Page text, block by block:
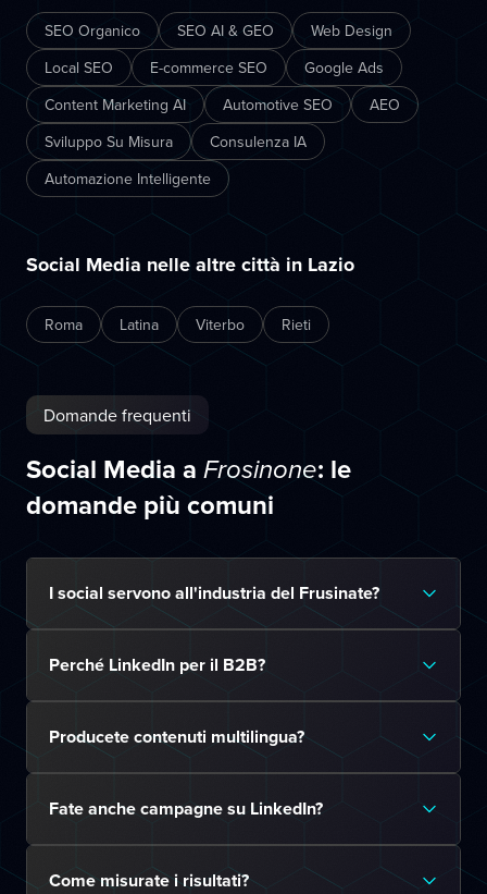
SEO Organico SEO AI & GEO
Web Design
Local SEO
E-commerce SEO
Google Ads
Content Marketing AI
Automotive SEO
AEO
Sviluppo Su Misura
Consulenza IA
Automazione Intelligente
Social Media nelle altre città in Lazio
Roma Latina Viterbo Rieti
Domande frequenti
Social Media a Frosinone: le
domande più comuni
I social servono all'industria del Frusinate?
Perché LinkedIn per il B2B?
Producete contenuti multilingua?
Fate anche campagne su LinkedIn?
Come misurate i risultati?